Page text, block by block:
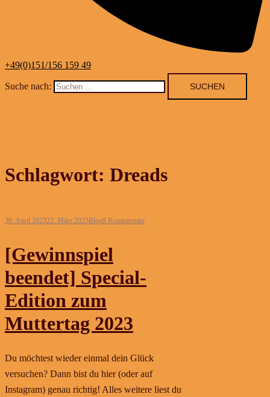
+49(0)151/156 159 49
Suche nach:
Schlagwort: Dreads
30. April 202322. März 2025Blog8 Kommentare
[Gewinnspiel
beendet] Special-
Edition zum
Muttertag 2023
Du möchtest wieder einmal dein Glück
versuchen? Dann bist du hier (oder auf
Instagram) genau richtig! Alles weitere liest du